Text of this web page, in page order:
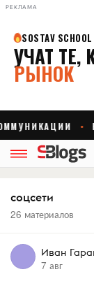
РЕКЛАМА
соцсети
26 материалов
Иван
7 авг